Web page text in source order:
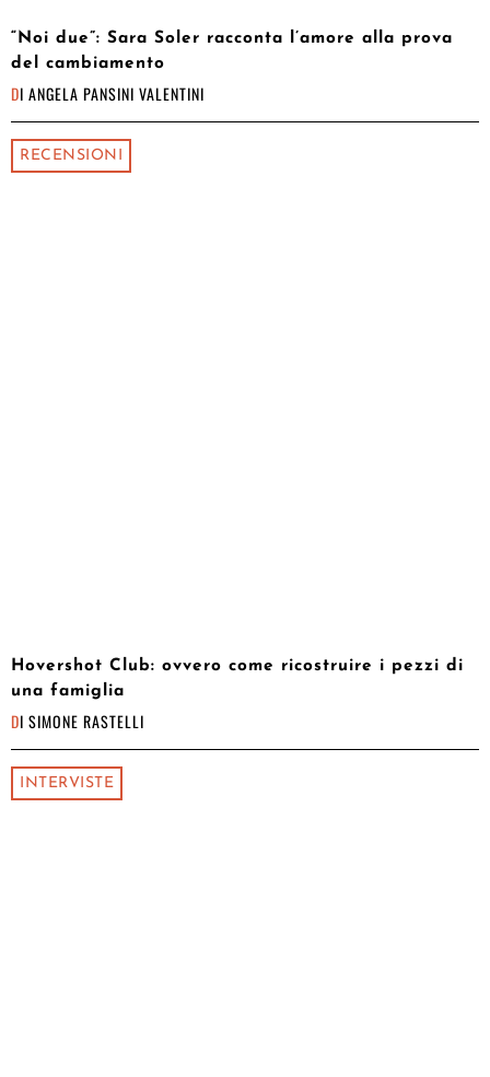
“Noi due”: Sara Soler racconta l’amore alla prova
del cambiamento
DI ANGELA PANSINI VALENTINI
RECENSIONI
Hovershot Club: ovvero come ricostruire i pezzi di
una famiglia
DI SIMONE RASTELLI
INTERVISTE